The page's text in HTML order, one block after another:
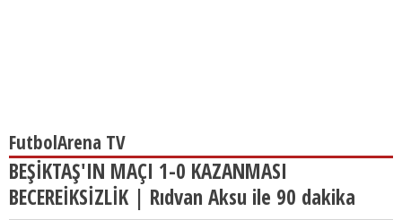
FutbolArena TV
BEŞİKTAŞ'IN MAÇI 1-0 KAZANMASI
BECEREİKSİZLİK | Rıdvan Aksu ile 90 dakika